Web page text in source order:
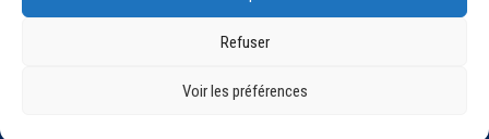
Refuser
Voir les préférences